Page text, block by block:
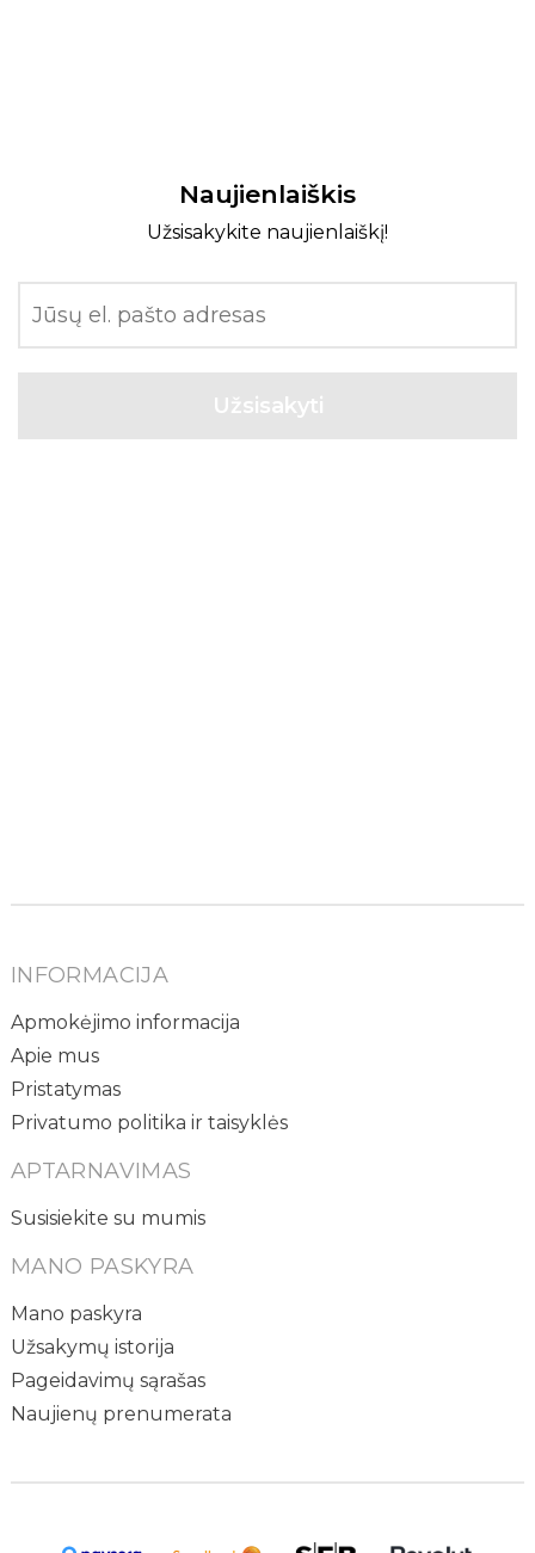
Naujienlaiškis
Užsisakykite naujienlaiškį!
INFORMACIJA
Apmokėjimo informacija
Apie mus
Pristatymas
Privatumo politika ir taisyklės
APTARNAVIMAS
Susisiekite su mumis
MANO PASKYRA
Mano paskyra
Užsakymų istorija
Pageidavimų sąrašas
Naujienų prenumerata